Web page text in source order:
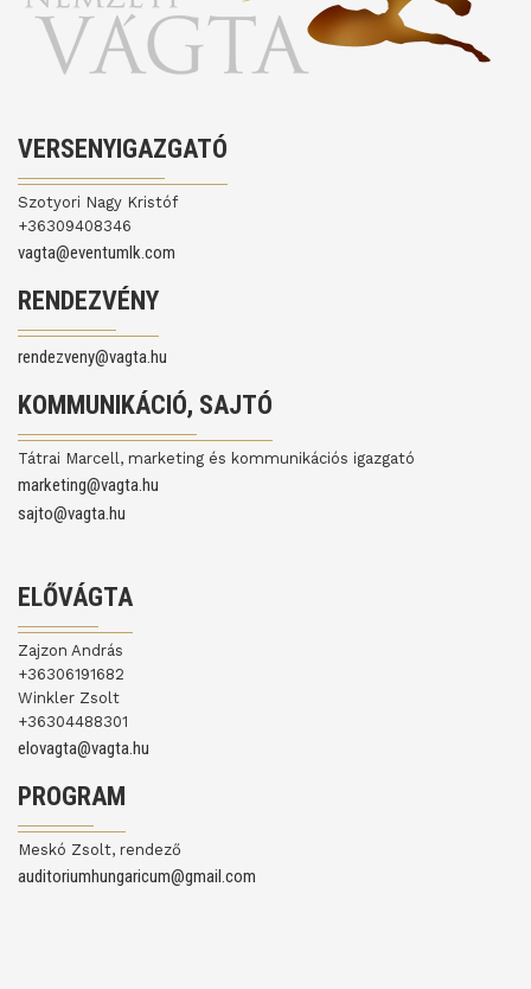
VERSENYIGAZGATÓ
Szotyori Nagy Kristóf
+36309408346
vagta@eventumlk.com
RENDEZVÉNY
rendezveny@vagta.hu
KOMMUNIKÁCIÓ, SAJTÓ
Tátrai Marcell, marketing és kommunikációs igazgató
marketing@vagta.hu
sajto@vagta.hu
ELŐVÁGTA
Zajzon András
+36306191682
Winkler Zsolt
+36304488301
elovagta@vagta.hu
PROGRAM
Meskó Zsolt, rendező
auditoriumhungaricum@gmail.com